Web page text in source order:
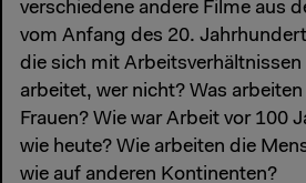
verschiedene andere Filme aus
vom Anfang des 20.
die sich mit
arbeitet, wer nicht? Was
Frauen? Wie war Arbeit vor 100
wie heute? Wie arbeiten die
wie auf anderen Kontinenten?